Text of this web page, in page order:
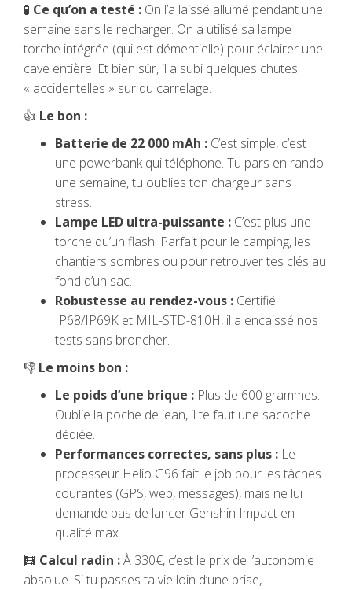
🧪 Ce qu’on a testé : On l’a laissé allumé pendant une
semaine sans le recharger. On a utilisé sa lampe
torche intégrée (qui est démentielle) pour éclairer une
cave entière. Et bien sûr, il a subi quelques chutes
« accidentelles » sur du carrelage.
👍 Le bon :
Batterie de 22 000 mAh : C’est simple, c’est
une powerbank qui téléphone. Tu pars en rando
une semaine, tu oublies ton chargeur sans
stress.
Lampe LED ultra-puissante : C’est plus une
torche qu’un flash. Parfait pour le camping, les
chantiers sombres ou pour retrouver tes clés au
fond d’un sac.
Robustesse au rendez-vous : Certifié
IP68/IP69K et MIL-STD-810H, il a encaissé nos
tests sans broncher.
👎 Le moins bon :
Le poids d’une brique : Plus de 600 grammes.
Oublie la poche de jean, il te faut une sacoche
dédiée.
Performances correctes, sans plus : Le
processeur Helio G96 fait le job pour les tâches
courantes (GPS, web, messages), mais ne lui
demande pas de lancer Genshin Impact en
qualité max.
🧮 Calcul radin :À 330€, c’est le prix de l’autonomie
absolue. Si tu passes ta vie loin d’une prise,